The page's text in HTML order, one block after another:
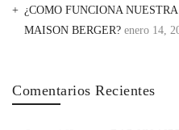
¿COMO FUNCIONA
MAISON BERGER? enero 14,
Comentarios Recientes